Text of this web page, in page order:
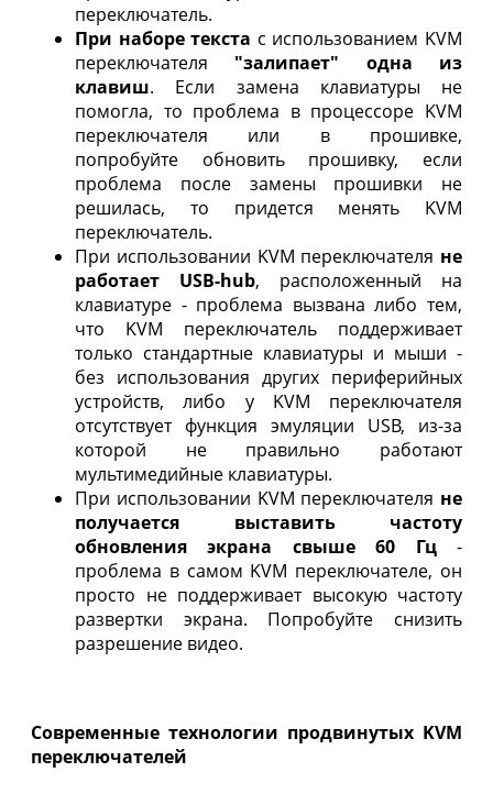
переключатель.
При наборе текста с использованием KVM
переключателя "залипает" одна из
клавиш. Если замена клавиатуры не
помогла, то проблема в процессоре KVM
переключателя или в прошивке,
попробуйте обновить прошивку, если
проблема после замены прошивки не
решилась, то придется менять KVM
переключатель.
При использовании KVM переключателя не
работает USB-hub, расположенный на
клавиатуре - проблема вызвана либо тем,
что KVM переключатель поддерживает
только стандартные клавиатуры и мыши -
без использования других периферийных
устройств, либо у KVM переключателя
отсутствует функция эмуляции USB, из-за
которой не правильно работают
мультимедийные клавиатуры.
При использовании KVM переключателя не
получается выставить частоту
обновления экрана свыше 60 Гц-
проблема в самом KVM переключателе, он
просто не поддерживает высокую частоту
развертки экрана. Попробуйте снизить
разрешение видео.
Современные технологии продвинутых KVM
переключателей